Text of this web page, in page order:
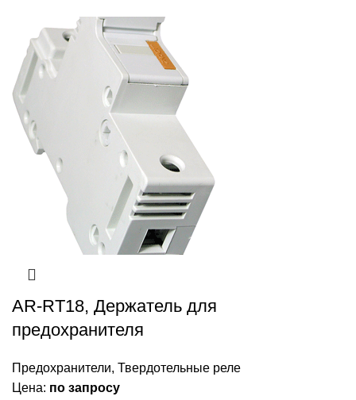
AR-RT18, Держатель для
предохранителя
Предохранители, Твердотельные реле
Цена: по запросу